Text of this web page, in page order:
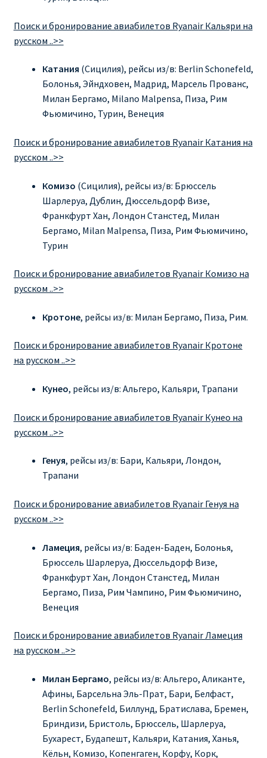
ДЕШЕВЫЕ АВИАБИЛЕТЫ В МИЛАН
ДЕШЕВЫЕ АВИАБИЛЕТЫ НА КИПР
ВЫБОР И БРОНИРОВАНИЯ МЕСТ В RYANAIR
ЗАДЕРЖКА, ОТМЕНА, ПЕРЕНОС РЕЙСОВ RYANAIR
ИЗМЕНЕНИЕ БРОНИРОВАНИЯ
ПРАВИЛА RYANAIR В АЭРОПОРТУ И НА БОРТУ
ПРАВИЛА ПРОВОЗА БАГАЖА RYANAIR
ПУТЕШЕСТВИЕ С ДЕТЬМИ И МЛАДЕНЦАМИ
РЕГИСТРАЦИЯ НА РЕЙС И ДОКУМЕНТЫ ДЛЯ
КАК НАЙТИ ДЕШЕВЫЙ БИЛЕТ
КУПИТЬ АВИАБИЛЕТЫ ДЕШЕВО
ПРАВИЛА РЕГИСТРАЦИИ
ПРОВОЗ БАГАЖА RYANAIR – ПРАВИЛА
РАЙАНЭЙР НА РУССКОМ | КНФТФШК
РЕГИСТРАЦИЯ НА РЕЙС RYANAIR
Регистрация ребенка на рейс RYANAIR
Поиск и бронирование авиабилетов Ryanair Кальяри на
русском ..>>
Катания (Сицилия), рейсы из/в: Berlin Schonefeld,
Болонья, Эйндховен, Мадрид, Марсель Прованс,
Милан Бергамо, Milano Malpensa, Пиза, Рим
Фьюмичино, Турин, Венеция
Поиск и бронирование авиабилетов Ryanair Катания на
русском ..>>
Комизо (Сицилия), рейсы из/в: Брюссель
Шарлеруа, Дублин, Дюссельдорф Визе,
Франкфурт Хан, Лондон Станстед, Милан
Бергамо, Milan Malpensa, Пиза, Рим Фьюмичино,
Турин
Поиск и бронирование авиабилетов Ryanair Комизо на
русском ..>>
Кротоне, рейсы из/в: Милан Бергамо, Пиза, Рим.
Поиск и бронирование авиабилетов Ryanair Кротоне
на русском ..>>
Кунео, рейсы из/в: Альгеро, Кальяри, Трапани
Поиск и бронирование авиабилетов Ryanair Кунео на
русском ..>>
Генуя, рейсы из/в: Бари, Кальяри, Лондон,
Трапани
Поиск и бронирование авиабилетов Ryanair Генуя на
русском ..>>
Ламеция, рейсы из/в: Баден-Баден, Болонья,
Брюссель Шарлеруа, Дюссельдорф Визе,
Франкфурт Хан, Лондон Станстед, Милан
Бергамо, Пиза, Рим Чампино, Рим Фьюмичино,
Венеция
Поиск и бронирование авиабилетов Ryanair Ламеция
на русском ..>>
Милан Бергамо, рейсы из/в: Альгеро, Аликанте,
Афины, Барсельна Эль-Прат, Бари, Белфаст,
Berlin Schonefeld, Биллунд, Братислава, Бремен,
Бриндизи, Бристоль, Брюссель, Шарлеруа,
Бухарест, Будапешт, Кальяри, Катания, Ханья,
Кёльн, Комизо, Копенгаген, Корфу, Корк,